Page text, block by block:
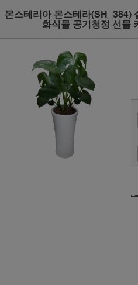
몬스테리아 몬스테라(SH_384)
화식물 공기청정 선물